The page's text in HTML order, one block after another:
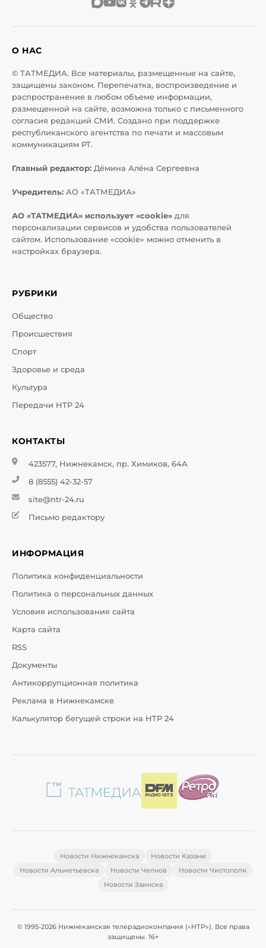
О НАС
© ТАТМЕДИА. Все материалы, размещенные на сайте,
защищены законом. Перепечатка, воспроизведение и
распространение в любом объеме информации,
размещенной на сайте, возможна только с письменного
согласия редакций СМИ. Создано при поддержке
республиканского агентства по печати и массовым
коммуникациям РТ.
Главный редактор: Дёмина Алёна Сергеевна
Учредитель: АО «ТАТМЕДИА»
АО «ТАТМЕДИА» использует «cookie» для
персонализации сервисов и удобства пользователей
сайтом. Использование «cookie» можно отменить в
настройках браузера.
РУБРИКИ
Общество
Происшествия
Спорт
Здоровье и среда
Культура
Передачи НТР 24
КОНТАКТЫ
423577, Нижнекамск, пр. Химиков, 64А
8 (8555) 42-32-57
site@ntr-24.ru
Письмо редактору
ИНФОРМАЦИЯ
Политика конфиденциальности
Политика о персональных данных
Условия использования сайта
Карта сайта
RSS
Документы
Антикоррупционная политика
Реклама в Нижнекамске
Калькулятор бегущей строки на НТР 24
Новости Нижнекамска
Новости Казани
Новости Альметьевска
Новости Челнов
Новости Чистополя
Новости Заинска
© 1995-2026 Нижнекамская телерадиокомпания («НТР»). Все права
защищены. 16+